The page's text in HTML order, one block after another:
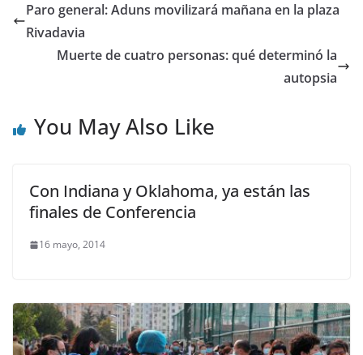
Paro general: Aduns movilizará mañana en la plaza
Rivadavia
Muerte de cuatro personas: qué determinó la
autopsia
You May Also Like
Con Indiana y Oklahoma, ya están las
finales de Conferencia
16 mayo, 2014